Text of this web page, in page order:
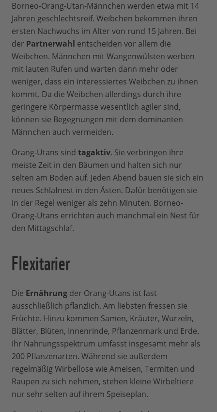
Borneo-Orang-Utan-Männchen werden etwa mit 14
Jahren geschlechtsreif. Weibchen bekommen ihren
ersten Nachwuchs im Alter von rund 15 Jahren. Bei
der Partnerwahl entscheiden vor allem die
Weibchen. Männchen mit Wangenwülsten werben
mit lauten Rufen und warten dann mehr oder
weniger, dass ein interessiertes Weibchen zu ihnen
kommt. Da die Weibchen allerdings durch ihre
geringere Körpermasse wesentlich agiler sind,
können sie Begegnungen mit dem dominanten
Männchen auch vermeiden.
Orang-Utans sind tagaktiv. Sie verbringen ihre
meiste Zeit in den Bäumen und halten sich nur
selten am Boden auf. Jeden Abend bauen sie sich ein
neues Schlafnest in den Ästen. Dafür benötigen sie
in der Regel weniger als zehn Minuten. Borneo-
Orang-Utans errichten auch manchmal ein Nest für
den Mittagschlaf.
Flexitarier
Die Ernährung der Orang-Utans ist fast
ausschließlich pflanzlich. Am liebsten fressen sie
Früchte. Hinzu kommen Samen, Kräuter, Wurzeln,
Blätter, Blüten, Innenrinde, Pflanzenmark und Erde.
Ihr Nahrungsspektrum umfasst insgesamt mehr als
200 Pflanzenarten. Während sie außerdem
regelmäßig Wirbellose wie Ameisen, Termiten und
Raupen zu sich nehmen, stehen kleine Wirbeltiere
nur sehr selten auf ihrem Speiseplan.